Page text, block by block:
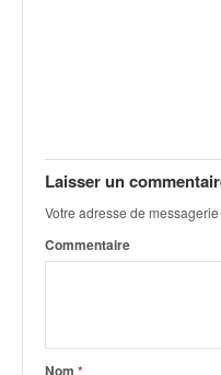
Laisser un
Votre adresse de
Commentaire
Nom *